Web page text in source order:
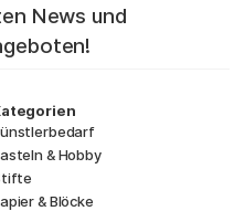
News und
& Hobby
& Blöcke